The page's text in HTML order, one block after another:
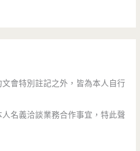
會特別註記之外，皆為本人自行
名義洽談業務合作事宜，特此聲